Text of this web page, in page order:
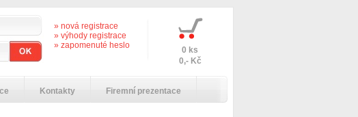
» nová registrace
» výhody registrace
» zapomenuté heslo
0 ks
0,- Kč
Kontakty Firemní prezentace